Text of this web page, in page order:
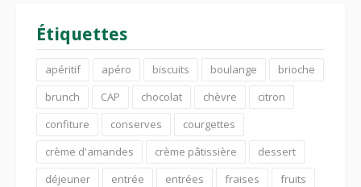
Étiquettes
apéritif apéro biscuits boulange
brioche
brunch
CAP chocolat chèvre
citron
confiture
conserves
courgettes
crème d'amandes
crème pâtissière
dessert
déjeuner
entrée entrées fraises
fruits